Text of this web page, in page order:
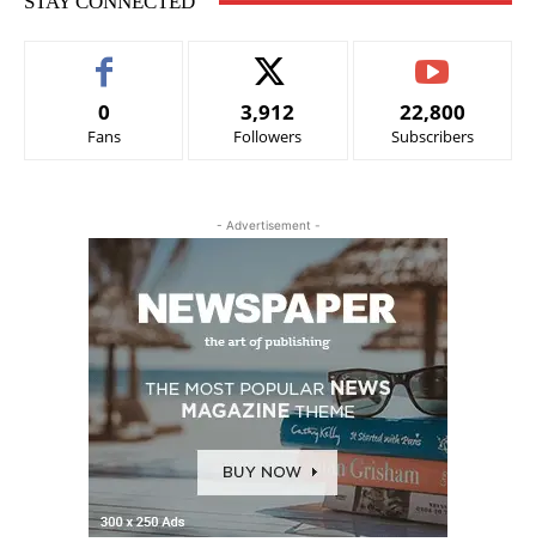
0
Fans
3,912
Followers
22,800
Subscribers
- Advertisement -